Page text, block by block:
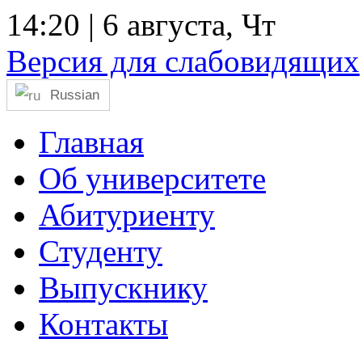
14:20 | 6 августа, Чт
Версия для слабовидящих
Russian
Главная
Об университете
Абитуриенту
Студенту
Выпускнику
Контакты